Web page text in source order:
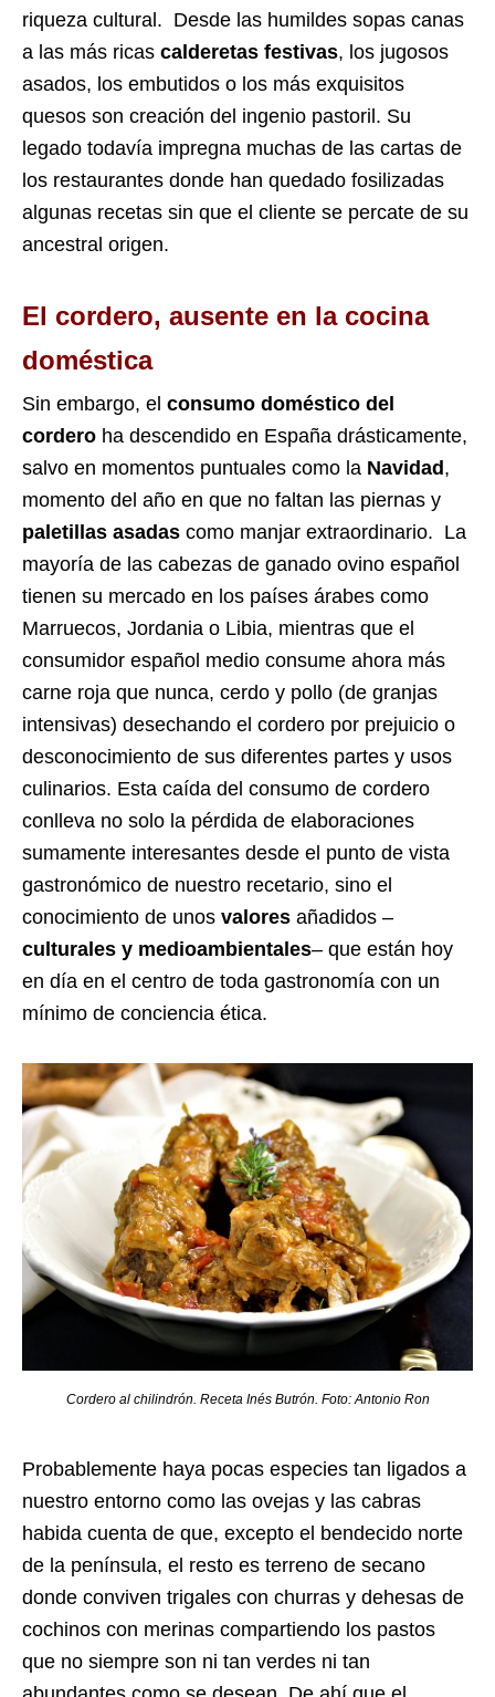
riqueza cultural. Desde las humildes sopas canas
a las más ricas calderetas festivas, los jugosos
asados, los embutidos o los más exquisitos
quesos son creación del ingenio pastoril. Su
legado todavía impregna muchas de las cartas de
los restaurantes donde han quedado fosilizadas
algunas recetas sin que el cliente se percate de su
ancestral origen.
El cordero, ausente en la cocina
doméstica
Sin embargo, el consumo doméstico del
cordero ha descendido en España drásticamente,
salvo en momentos puntuales como la Navidad,
momento del año en que no faltan las piernas y
paletillas asadas como manjar extraordinario. La
mayoría de las cabezas de ganado ovino español
tienen su mercado en los países árabes como
Marruecos, Jordania o Libia, mientras que el
consumidor español medio consume ahora más
carne roja que nunca, cerdo y pollo (de granjas
intensivas) desechando el cordero por prejuicio o
desconocimiento de sus diferentes partes y usos
culinarios. Esta caída del consumo de cordero
conlleva no solo la pérdida de elaboraciones
sumamente interesantes desde el punto de vista
gastronómico de nuestro recetario, sino el
conocimiento de unos valores añadidos –
culturales y medioambientales– que están hoy
en día en el centro de toda gastronomía con un
mínimo de conciencia ética.
Cordero al chilindrón. Receta Inés Butrón. Foto: Antonio Ron
Probablemente haya pocas especies tan ligados a
nuestro entorno como las ovejas y las cabras
habida cuenta de que, excepto el bendecido norte
de la península, el resto es terreno de secano
donde conviven trigales con churras y dehesas de
cochinos con merinas compartiendo los pastos
que no siempre son ni tan verdes ni tan